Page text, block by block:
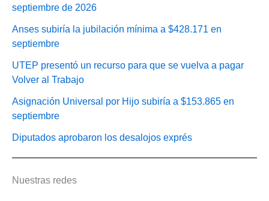
septiembre de 2026
Anses subiría la jubilación mínima a $428.171 en
septiembre
UTEP presentó un recurso para que se vuelva a pagar
Volver al Trabajo
Asignación Universal por Hijo subiría a $153.865 en
septiembre
Diputados aprobaron los desalojos exprés
Nuestras redes